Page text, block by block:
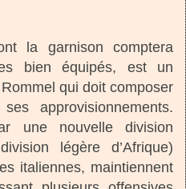
la garnison comptera
bien équipés, est un
qui doit composer
approvisionnements.
une nouvelle division
légère d’Afrique)
italiennes, maintiennent